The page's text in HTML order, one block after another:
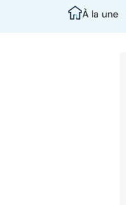
À la une